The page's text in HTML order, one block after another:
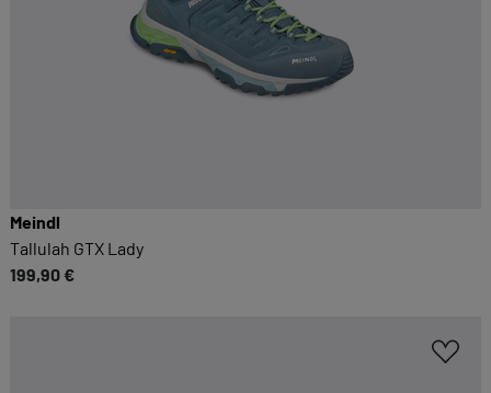
anzeigen lassen und so nur bestimmte Cookies
Speichern
Essenzielle Cookies ermöglichen grundlegende
Funktionen und sind für die einwandfreie
Meindl
Tallulah GTX Lady
199,90 €